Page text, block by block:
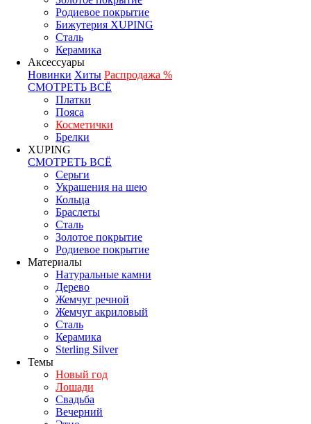
Родиевое покрытие
Бижутерия XUPING
Сталь
Керамика
Аксессуары
Новинки Хиты Распродажа %
СМОТРЕТЬ ВСЁ
Платки
Пояса
Косметички
Брелки
XUPING
СМОТРЕТЬ ВСЁ
Серьги
Украшения на шею
Кольца
Браслеты
Сталь
Золотое покрытие
Родиевое покрытие
Материалы
Натуральные камни
Дерево
Жемчуг речной
Жемчуг акриловый
Сталь
Керамика
Sterling Silver
Темы
Новый год
Лошади
Свадьба
Вечерний